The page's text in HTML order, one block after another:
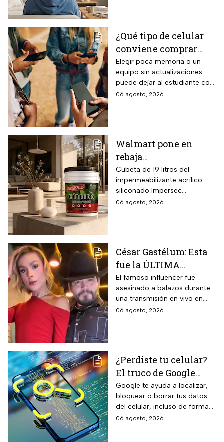
capacidad de gestión
mediante inteligencia artificial
con modo AI Auto Cooling
que ajusta automáticamente
el rendimiento según
¿Qué tipo de celular
conviene comprar
para el regreso a
clases? La guía según
el nivel escolar
Elegir poca memoria o un
equipo sin actualizaciones
puede dejar al estudiante con
un celular lento e
06 agosto, 2026
Walmart pone en
rebaja
impermeabilizante
ecológico Impersec 10
años con caucho
reciclado de 19 litros
Cubeta de 19 litros del
impermeabilizante acrílico
siliconado Impersec
formulado con hasta 60 por
térmicas frente al frío y calor,
reducción del paso de ruidos
exteriores y aplicación directa
mediante cepillo de ixtle sin
necesidad de tela de refuerzo
06 agosto, 2026
César Gastélum: Esta
fue la ÚLTIMA
publicación del
influencer en redes
sociales: “La cita
fresita” | VIDEO
El famoso influencer fue
asesinado a balazos durante
una transmisión en vivo en
calles del municipio de
06 agosto, 2026
¿Perdiste tu celular?
El truco de Google
para localizarlo y
proteger tus datos
Google te ayuda a localizar,
bloquear o borrar tus datos
del celular, incluso de forma
remota; debes tener activada
06 agosto, 2026